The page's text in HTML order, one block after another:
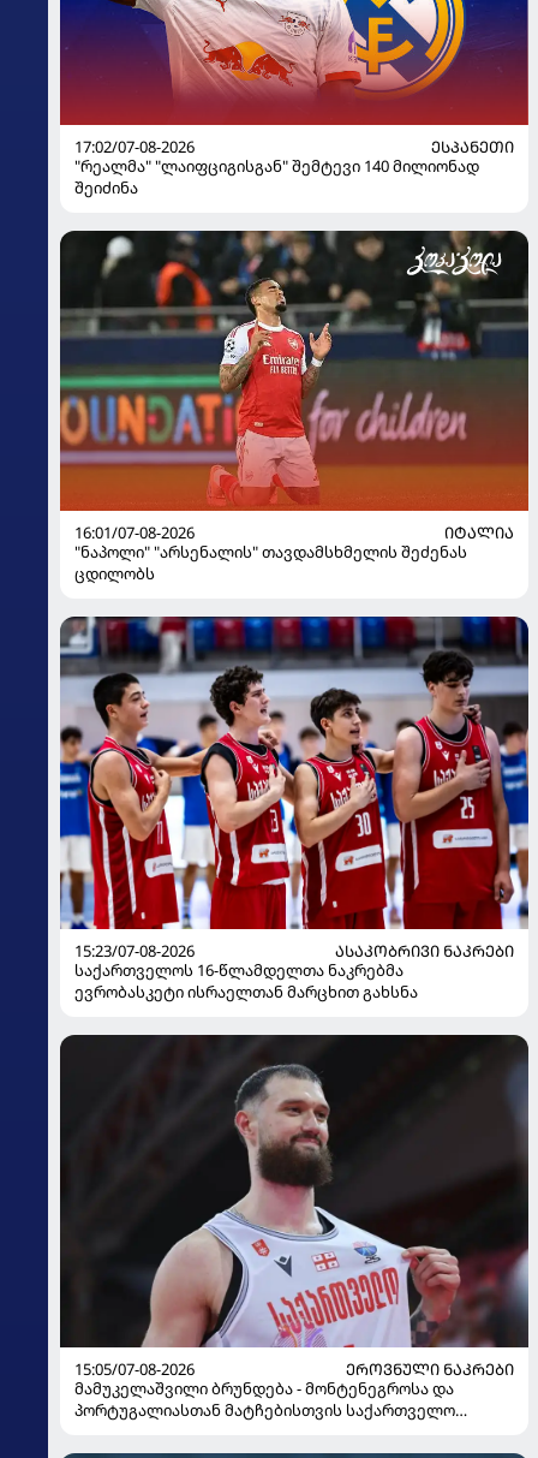
17:02/07-08-2026
ᲔᲡᲞᲐᲜᲔᲗᲘ
"რეალმა" "ლაიფციგისგან" შემტევი 140 მილიონად
შეიძინა
16:01/07-08-2026
ᲘᲢᲐᲚᲘᲐ
"ნაპოლი" "არსენალის" თავდამსხმელის შეძენას
ცდილობს
15:23/07-08-2026
ᲐᲡᲐᲙᲝᲑᲠᲘᲕᲘ ᲜᲐᲙᲠᲔᲑᲘ
საქართველოს 16-წლამდელთა ნაკრებმა
ევრობასკეტი ისრაელთან მარცხით გახსნა
15:05/07-08-2026
ᲔᲠᲝᲕᲜᲣᲚᲘ ᲜᲐᲙᲠᲔᲑᲘ
მამუკელაშვილი ბრუნდება - მონტენეგროსა და
პორტუგალიასთან მატჩებისთვის საქართველო